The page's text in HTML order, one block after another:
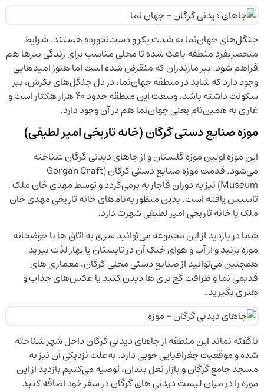
جنگل‌های جهان‌نما به شدت بکر و دست‌نخورده هستند. شرایط
منحصربفرد منطقه باعث شده تا محلی مناسب برای زندگی ببرها هم
فراهم شود. ببر مازندران که منقرض شده است اما هنوز امیدهایی
وجود دارد که شاید در منطقه جهان‌نما، در دل جنگل‌های بکرش، ببر
سکونت داشته باشد. وسعت این منطقه حدود ۴۰ هزار هکتار است و
غاری به همین‌نام یعنی جهان‌نما هم در آن وجود دارد.
موزه صنایع دستی گرگان (خانه تاریخی امیر لطیفی)
این موزه اولین موزه گلستان و از جاهای دیدنی گرگان شناخته
می‌شود. قدمت موزه صنایع دستی گرگان (Gorgan Craft
Museum) نیز به دوران قاجاریه برمی‌گردد و توسط مهدی خان ملک
تاسیس یافته است. بدین منظور به‌نام‌های خانه تاریخی مهدی خان
ملک یا خانه تاریخی امیر لطیفی شهرت دارد.
شما در بازدید از این مجموعه می‌توانید سری به اتاق ها یا حوضخانه
موزه بزنید و از آب و هوای خنک آن در تابستان یا بهار لذت ببرید.
همچنین می‌توانید از صنایع دستی محلی گرگان، معماری های
قدیمیِ نما و ظرافت گچ بری ها دیدن کنید یا عکس‌های جذاب و
هنری بگیرید.
ناگفته نماند این منطقه از جاهای دیدنی گرگان داخل شهر شناخته
شده و موقعیت جغرافیایی خوبی دارد. به‌علت نزدیکی آن نیز به
مسجد جامع گرگان و بازار نعل بندان، توصیه می‌کنیم بازدید از این
موزه را در میان لیست دیدنی های گرگان در سفر خود اضافه کنید.